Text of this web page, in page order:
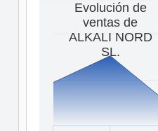
Evolución de
ventas de
ALKALI NORD
SL.